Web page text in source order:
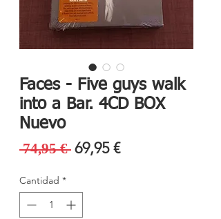
Faces - Five guys walk
into a Bar. 4CD BOX
Nuevo
74,95 € Precio
69,95 €Precio
Cantidad *